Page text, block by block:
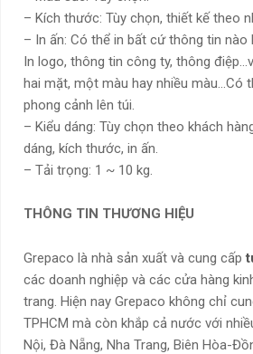
– Kích thước: Tùy chọn, thiết kế theo
– In ấn: Có thể in bất cứ thông tin nào
In logo, thông tin công ty, thông
hai mặt, một màu hay nhiều màu…Có
phong cảnh lên túi.
– Kiểu dáng: Tùy chọn theo khách
dáng, kích thước, in ấn.
– Tải trọng: 1 ~ 10 kg.
THÔNG TIN THƯƠNG HIỆU
Grepaco là nhà sản xuất và cung cấp
các doanh nghiệp và các cửa hàng
trang. Hiện nay Grepaco không chỉ
TPHCM mà còn khắp cả nước với
Nội, Đà Nẵng, Nha Trang, Biên Hòa-